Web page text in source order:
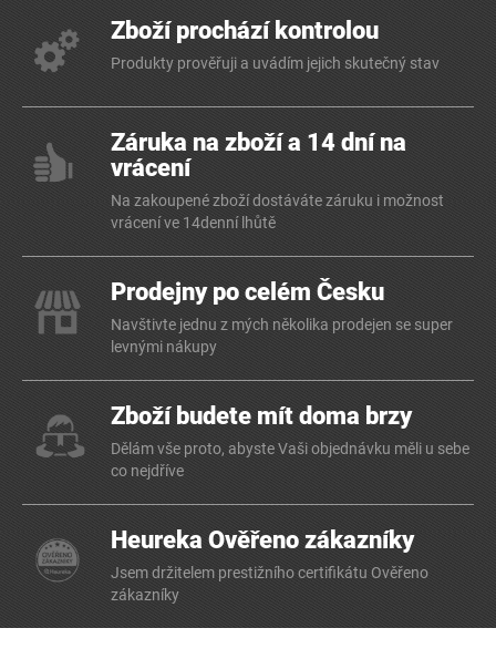
Zboží prochází kontrolou
Produkty prověřuji a uvádím jejich skutečný stav
Záruka na zboží a 14 dní na
vrácení
Na zakoupené zboží dostáváte záruku i možnost
vrácení ve 14denní lhůtě
Prodejny po celém Česku
Navštivte jednu z mých několika prodejen se super
levnými nákupy
Zboží budete mít doma brzy
Dělám vše proto, abyste Vaši objednávku měli u sebe
co nejdříve
Heureka Ověřeno zákazníky
Jsem držitelem prestižního certifikátu Ověřeno
zákazníky